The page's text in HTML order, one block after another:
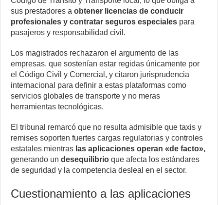
sus prestadores aobtener licencias de conducir
profesionales y contratar seguros especiales para
pasajeros y responsabilidad civil.
Los magistrados rechazaron el argumento de las
empresas, que sostenían estar regidas únicamente por
el Código Civil y Comercial, y citaron jurisprudencia
internacional para definir a estas plataformas como
servicios globales de transporte y no meras
herramientas tecnológicas.
El tribunal remarcó que no resulta admisible que taxis y
remises soporten fuertes cargas regulatorias y controles
estatales mientras las aplicaciones operan «de facto»,
generando undesequilibrio que afecta los estándares
de seguridad y la competencia desleal en el sector.
Cuestionamiento a las aplicaciones